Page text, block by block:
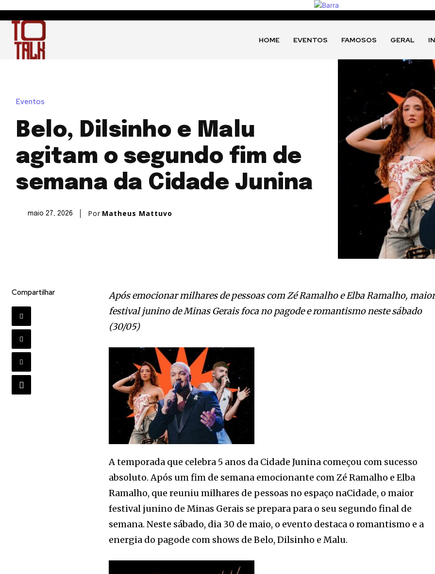
HOME EVENTOS FAMOSOS GERAL
Eventos
Belo, Dilsinho e Malu
agitam o segundo fim de
semana da Cidade Junina
maio 27, 2026 Por Matheus Mattuvo
Compartilhar
Após emocionar milhares de pessoas com Zé Ramalho e Elba Ramalho,
festival junino de Minas Gerais foca no pagode e romantismo neste sábado
(30/05)
A temporada que celebra 5 anos da Cidade Junina começou com sucesso
absoluto. Após um fim de semana emocionante com Zé Ramalho e Elba
Ramalho, que reuniu milhares de pessoas no espaço naCidade, o maior
festival junino de Minas Gerais se prepara para o seu segundo final de
semana. Neste sábado, dia 30 de maio, o evento destaca o romantismo e a
energia do pagode com shows de Belo, Dilsinho e Malu.